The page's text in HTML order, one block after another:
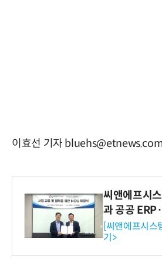
이효선 기자
씨앤에프시
과 공공
[씨앤에프시스
기>